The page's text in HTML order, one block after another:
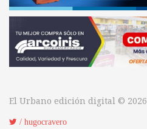
El Urbano edición digital © 2026
/ hugocravero